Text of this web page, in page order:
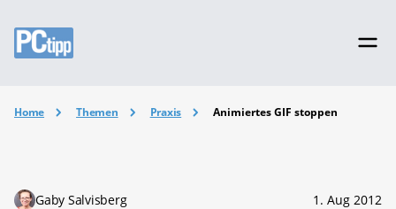
Home Themen Praxis Animiertes GIF stoppen
Gaby Salvisberg 1. Aug 2012